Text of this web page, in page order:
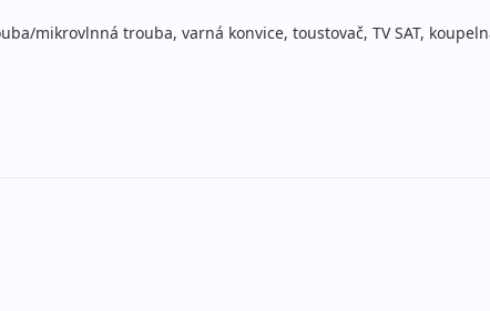
mikrovlnná trouba, varná konvice, toustovač, TV SAT,